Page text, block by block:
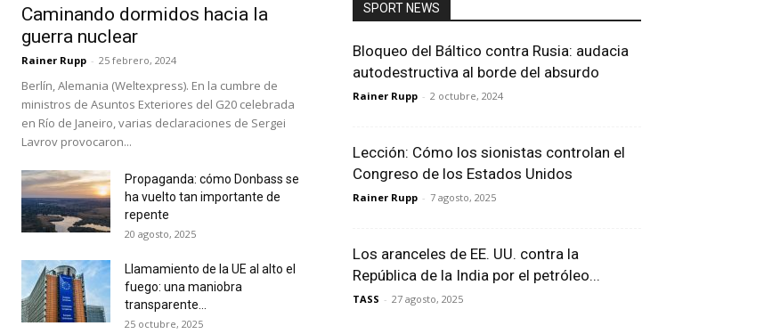
Caminando dormidos hacia la
guerra nuclear
Rainer Rupp - 25 febrero, 2024
Berlín, Alemania (Weltexpress). En la cumbre de
ministros de Asuntos Exteriores del G20 celebrada
en Río de Janeiro, varias declaraciones de Sergei
Lavrov provocaron...
Propaganda: cómo Donbass se
ha vuelto tan importante de
repente
20 agosto, 2025
Llamamiento de la UE al alto el
fuego: una maniobra
transparente...
25 octubre, 2025
SPORT NEWS
Bloqueo del Báltico contra Rusia: audacia
autodestructiva al borde del absurdo
Rainer Rupp - 2 octubre, 2024
Lección: Cómo los sionistas controlan el
Congreso de los Estados Unidos
Rainer Rupp - 7 agosto, 2025
Los aranceles de EE. UU. contra la
República de la India por el petróleo...
TASS - 27 agosto, 2025